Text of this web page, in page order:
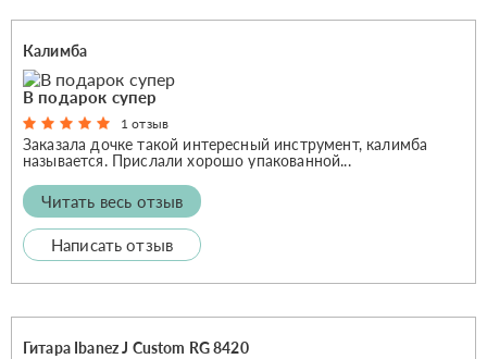
Калимба
В подарок супер
1 отзыв
Заказала дочке такой интересный инструмент, калимба
называется. Прислали хорошо упакованной...
Читать весь отзыв
Написать отзыв
Гитара Ibanez J Custom RG 8420